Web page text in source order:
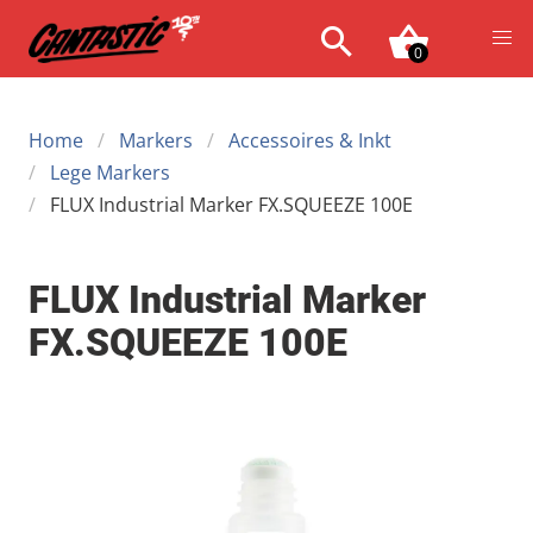
0
Home Markers
Accessoires & Inkt
Lege Markers
FLUX Industrial Marker FX.SQUEEZE 100E
FLUX Industrial Marker
FX.SQUEEZE 100E